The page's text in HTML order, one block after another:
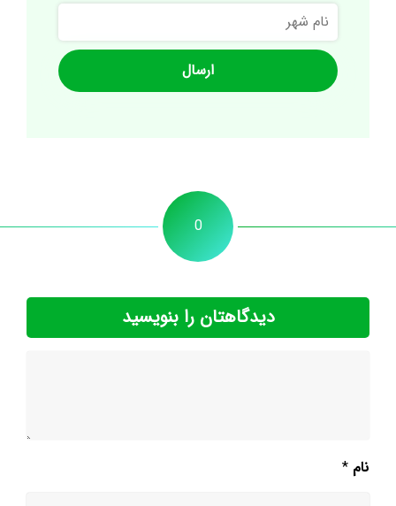
نام
شهر
0
دیدگاهتان را بنویسید
نام *